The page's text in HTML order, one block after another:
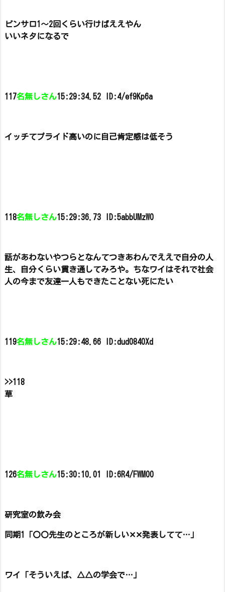
ピンサロ1～2回くらい行けばええやん
いいネタになるで
117名無しさん15:29:34.52 ID:4/ef9Kp6a
イッチてプライド高いのに自己肯定感は低そう
118名無しさん15:29:36.73 ID:5abbUMzW0
話があわないやつらとなんてつきあわんでええで 自分の人
生、自分くらい貫き通してみろや。 ちなワイはそれで社会
人の今まで友達一人もできたことない死にたい
119名無しさん15:29:48.66 ID:dud0840Xd
>>118
草
126名無しさん15:30:10.01 ID:6R4/FWM00
研究室の飲み会
同期1「〇〇先生のところが新しい✕✕発表してて…」
ワイ「そういえば、△△の学会で…」